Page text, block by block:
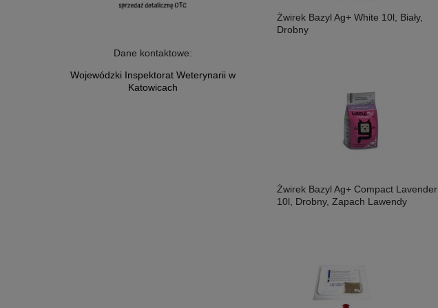
Dane kontaktowe:
Wojewódzki Inspektorat Weterynarii w
Katowicach
Żwirek Bazyl Ag+ White 10l, Biały,
Drobny
Żwirek Bazyl Ag+ Compact Lavender
10l, Drobny, Zapach Lawendy